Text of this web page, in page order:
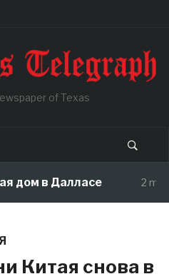
of Texas
в Далласе 2 months
Китая снова в